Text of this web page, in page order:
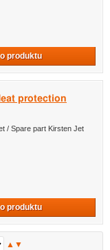
produktu
protection
/ Spare part Kirsten Jet
produktu
▲ ▼